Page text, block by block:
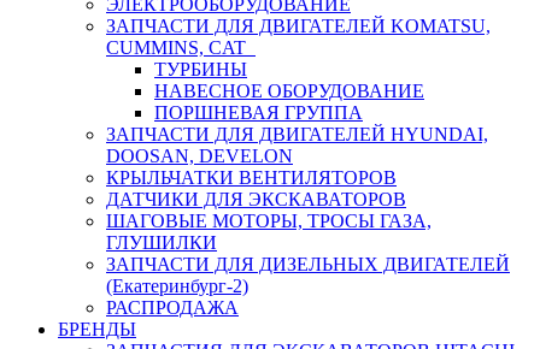
ЭЛЕКТРООБОРУДОВАНИЕ
ЗАПЧАСТИ ДЛЯ ДВИГАТЕЛЕЙ KOMATSU,
CUMMINS, CAT
ТУРБИНЫ
НАВЕСНОЕ ОБОРУДОВАНИЕ
ПОРШНЕВАЯ ГРУППА
ЗАПЧАСТИ ДЛЯ ДВИГАТЕЛЕЙ HYUNDAI,
DOOSAN, DEVELON
КРЫЛЬЧАТКИ ВЕНТИЛЯТОРОВ
ДАТЧИКИ ДЛЯ ЭКСКАВАТОРОВ
ШАГОВЫЕ МОТОРЫ, ТРОСЫ ГАЗА,
ГЛУШИЛКИ
ЗАПЧАСТИ ДЛЯ ДИЗЕЛЬНЫХ ДВИГАТЕЛЕЙ
(Екатеринбург-2)
РАСПРОДАЖА
БРЕНДЫ